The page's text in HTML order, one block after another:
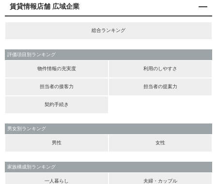
賃貸情報店舗 広域企業
総合ランキング
評価項目別ランキング
物件情報の充実度 利用のしやすさ
担当者の接客力 担当者の提案力
契約手続き
男女別ランキング
男性 女性
家族構成別ランキング
一人暮らし 夫婦・カップル